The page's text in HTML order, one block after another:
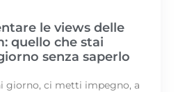
le views delle
quello che stai
senza saperlo
giorno, ci metti impegno, a